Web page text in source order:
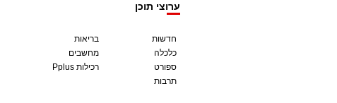
ערוצי תוכן
חדשות
כלכלה
ספורט
תרבות
בריאות
מחשבים
Pplus רכילות